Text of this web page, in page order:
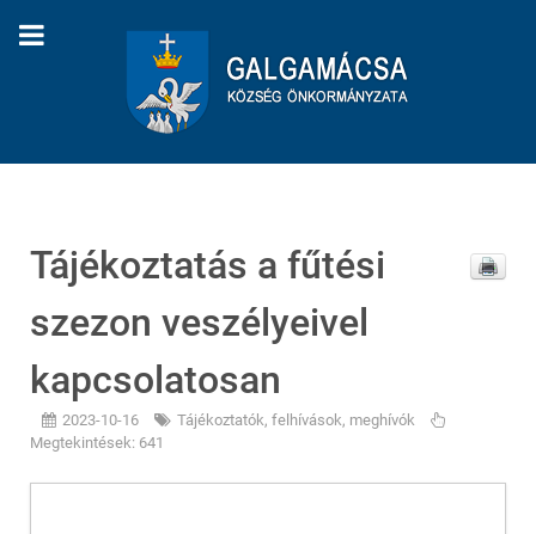
Tájékoztatás a fűtési
szezon veszélyeivel
kapcsolatosan
2023-10-16
Tájékoztatók, felhívások, meghívók
Megtekintések: 641